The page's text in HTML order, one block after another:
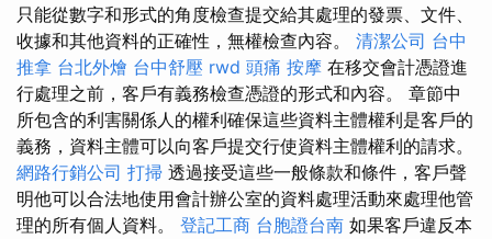
只能從數字和形式的角度檢查提交給其處理的發票、文件、
收據和其他資料的正確性，無權檢查內容。 清潔公司 台中
推拿 台北外燴 台中舒壓 rwd 頭痛 按摩 在移交會計憑證進
行處理之前，客戶有義務檢查憑證的形式和內容。 章節中
所包含的利害關係人的權利確保這些資料主體權利是客戶的
義務，資料主體可以向客戶提交行使資料主體權利的請求。
網路行銷公司 打掃 透過接受這些一般條款和條件，客戶聲
明他可以合法地使用會計辦公室的資料處理活動來處理他管
理的所有個人資料。 登記工商 台胞證台南 如果客戶違反本